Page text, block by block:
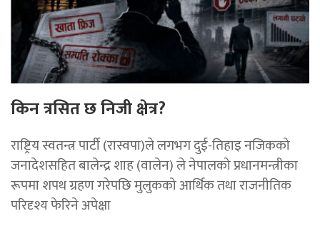
किन त्रसित छ निजी क्षेत्र?
राष्ट्रिय स्वतन्त्र पार्टी (रास्वपा)ले लगभग दुई-तिहाइ नजिकको
जनादेशसहित बालेन्द्र शाह (वालेन) ले नेपालको प्रधानमन्त्रीका
रूपमा शपथ ग्रहण गरेपछि मुलुकको आर्थिक तथा राजनीतिक
परिदृश्य फेरिने अपेक्षा